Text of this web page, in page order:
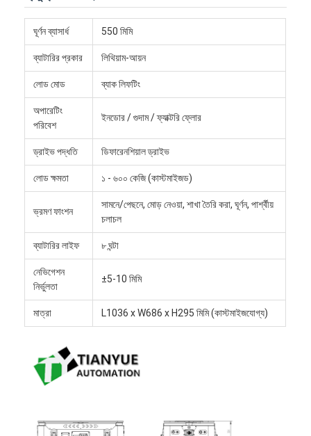
কারখানা ভ্রমণ
মান নিয়ন্ত্রণ
আমাদের সাথে যোগাযোগ করুন
সব ক্ষেত্রেই
এজিভি স্বয়ংক্রিয়ভাবে পরিচালিত যানবাহন
স্মার্ট ড্রোন ফোর্কলিফ্ট
এএমআর অটোমোবাইল রোবট
ত্রি-মাত্রিক গুদাম শটল
ঘূর্ণন ব্যাসার্ধ 550 মিমি
ব্যাটারির প্রকার লিথিয়াম-আয়ন
লোড মোড ব্যাক লিফটিং
অপারেটিং
পরিবেশ
ইনডোর / গুদাম / ফ্যাক্টরি ফ্লোর
ড্রাইভ পদ্ধতি ডিফারেনশিয়াল ড্রাইভ
লোড ক্ষমতা ১ - ৬০০ কেজি (কাস্টমাইজড)
ভ্রমণ ফাংশন
সামনে/পেছনে, মোড় নেওয়া, শাখা তৈরি করা, ঘূর্ণন, পার্শ্বীয়
চলাচল
ব্যাটারির লাইফ ৮ ঘন্টা
নেভিগেশন
নির্ভুলতা
±5-10 মিমি
মাত্রা L1036 x W686 x H295 মিমি (কাস্টমাইজযোগ্য)